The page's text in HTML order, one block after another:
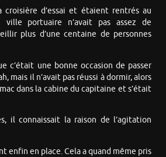
d’essai et étaient rentrés au
portuaire n’avait pas assez de
plus d’une centaine de personnes
c’était une bonne occasion de passer
mais il n’avait pas réussi à dormir, alors
dans la cabine du capitaine et s’était
il connaissait la raison de l’agitation
enfin en place. Cela a quand même pris